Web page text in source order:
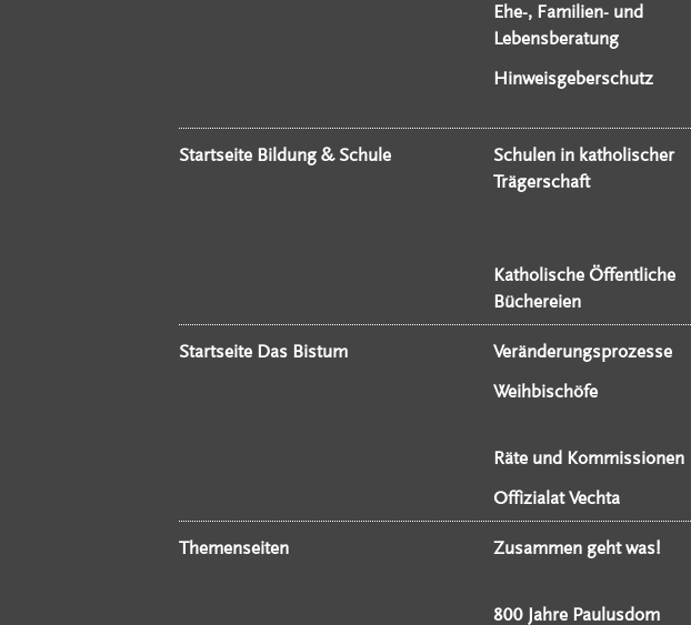
Ehe-, Familien- und
Lebensberatung
Hinweisgeberschutz
Startseite Bildung & Schule
Schulen in katholischer
Trägerschaft
Katholische Öffentliche
Büchereien
Startseite Das Bistum Veränderungsprozesse
Weihbischöfe
Räte und Kommissionen
Offizialat Vechta
Themenseiten Zusammen geht was!
800 Jahre Paulusdom